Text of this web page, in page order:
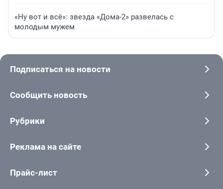
«Ну вот и всё»: звезда «Дома-2» развелась с
молодым мужем
Подписаться на новости
Сообщить новость
Рубрики
Реклама на сайте
Прайс-лист